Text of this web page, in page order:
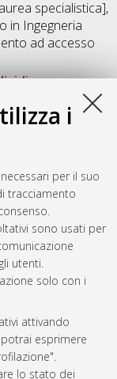
i
per il suo
tracciamento
sono usati per
utenti.
solo con i
attivando
esprimere
lo stato dei
specialistica],
in Ingegneria
ad accesso
1 Aprile 2221.
l'autore